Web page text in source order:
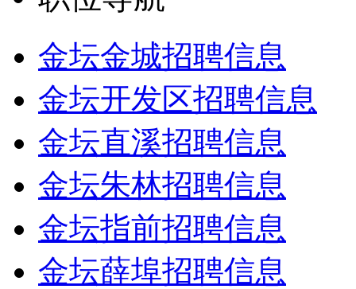
金坛金城招聘信息
金坛开发区招聘信息
金坛直溪招聘信息
金坛朱林招聘信息
金坛指前招聘信息
金坛薛埠招聘信息